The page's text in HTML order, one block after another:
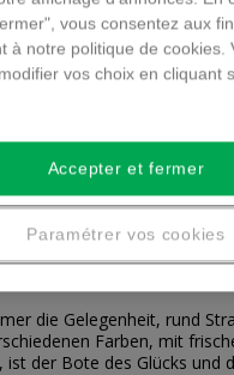
die Gelegenheit, rund
Farben, mit
ist der Bote des Glücks und
vous consentez aux
à notre politique de cookies.
vos choix en cliquant
Accepter et fermer
Paramétrer vos cookies